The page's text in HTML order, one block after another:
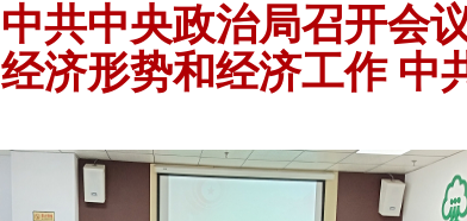
中共中央政治局召开会
经济形势和经济工作 中